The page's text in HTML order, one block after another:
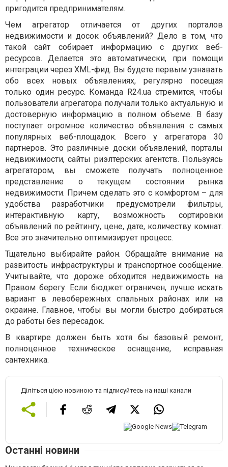
пригодится предпринимателям.
Чем агрегатор отличается от других порталов
недвижимости и досок объявлений? Дело в том, что
такой сайт собирает информацию с других веб-
ресурсов. Делается это автоматически, при помощи
интеграции через XML-фид. Вы будете первым узнавать
обо всех новых объявлениях, регулярно посещая
только один ресурс. Команда R24.ua стремится, чтобы
пользователи агрегатора получали только актуальную и
достоверную информацию в полном объеме. В базу
поступает огромное количество объявления с самых
популярных веб-площадок. Всего у агрегатора 30
партнеров. Это различные доски объявлений, порталы
недвижимости, сайты риэлтерских агентств. Пользуясь
агрегатором, вы сможете получать полноценное
представление о текущем состоянии рынка
недвижимости. Причем сделать это с комфортом – для
удобства разработчики предусмотрели фильтры,
интерактивную карту, возможность сортировки
объявлений по рейтингу, цене, дате, количеству комнат.
Все это значительно оптимизирует процесс.
Тщательно выбирайте район. Обращайте внимание на
развитость инфраструктуры и транспортное сообщение.
Учитывайте, что дороже обходится недвижимость на
Правом берегу. Если бюджет ограничен, лучше искать
вариант в левобережных спальных районах или на
окраине. Главное, чтобы вы могли быстро добираться
до работы без пересадок.
В квартире должен быть хотя бы базовый ремонт,
полноценное техническое оснащение, исправная
сантехника.
Діліться цією новиною та підписуйтесь на наші канали
Останні новини